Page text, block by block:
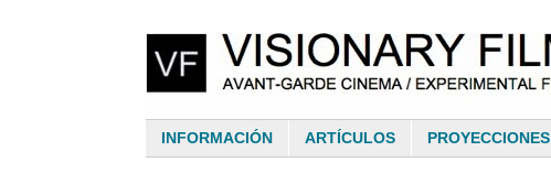
INFORMACIÓN ARTÍCULOS PROYECCIONES